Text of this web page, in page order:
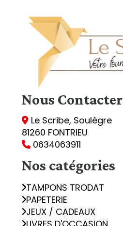
Nous Contacter
 Le Scribe, Soulègre
81260 FONTRIEU
 0634063911
Nos catégories
TAMPONS TRODAT
PAPETERIE
JEUX / CADEAUX